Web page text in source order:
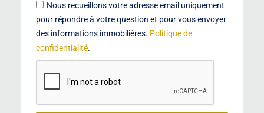
Nous recueillons votre adresse email uniquement
pour répondre à votre question et pour vous envoyer
des informations immobilières. Politique de
confidentialité.